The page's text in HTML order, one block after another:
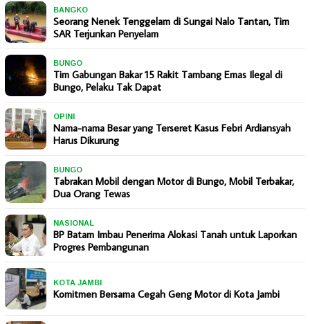
BANGKO
Seorang Nenek Tenggelam di Sungai Nalo Tantan, Tim
SAR Terjunkan Penyelam
BUNGO
Tim Gabungan Bakar 15 Rakit Tambang Emas Ilegal di
Bungo, Pelaku Tak Dapat
OPINI
Nama-nama Besar yang Terseret Kasus Febri Ardiansyah
Harus Dikurung
BUNGO
Tabrakan Mobil dengan Motor di Bungo, Mobil Terbakar,
Dua Orang Tewas
NASIONAL
BP Batam Imbau Penerima Alokasi Tanah untuk Laporkan
Progres Pembangunan
KOTA JAMBI
Komitmen Bersama Cegah Geng Motor di Kota Jambi